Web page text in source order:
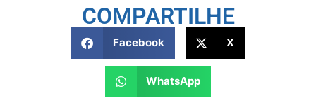
COMPARTILHE
Facebook X
WhatsApp